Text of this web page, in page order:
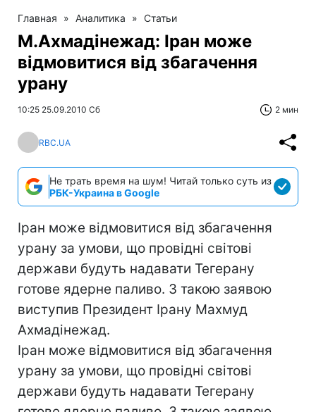
Главная » Аналитика » Статьи
М.Ахмадінежад: Іран може
відмовитися від збагачення
урану
10:25 25.09.2010 Сб 2 мин
RBC.UA
Не трать время на шум! Читай только суть из
РБК-Украина в Google
Іран може відмовитися від збагачення
урану за умови, що провідні світові
держави будуть надавати Тегерану
готове ядерне паливо. З такою заявою
виступив Президент Ірану Махмуд
Ахмадінежад.
Іран може відмовитися від збагачення
урану за умови, що провідні світові
держави будуть надавати Тегерану